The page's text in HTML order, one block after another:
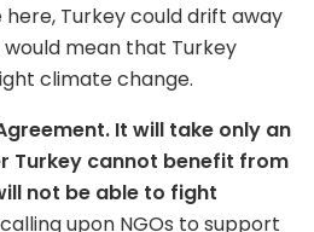
Turkey could drift away
mean that Turkey
climate change.
It will take only an
Turkey cannot benefit from
not be able to fight
upon NGOs to support